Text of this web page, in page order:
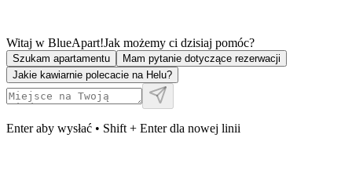
Witaj w BlueApart!Jak możemy ci dzisiaj pomóc?
Szukam apartamentu
Mam pytanie dotyczące rezerwacji
Jakie kawiarnie polecacie na Helu?
Enter aby wysłać • Shift + Enter dla nowej linii